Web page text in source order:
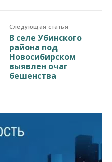
Следующая статья
В селе Убинского
района под
Новосибирском
выявлен очаг
бешенства